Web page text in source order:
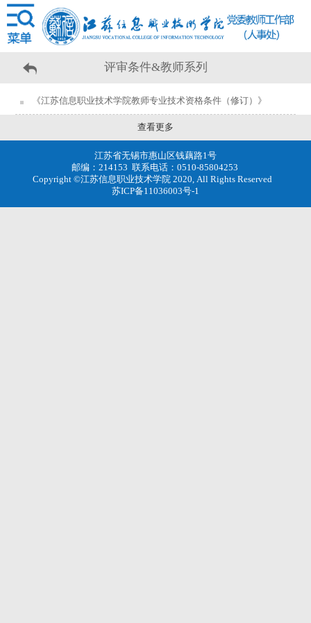
评审条件&教师系列
《江苏信息职业技术学院教师专业技术资格条件（修订）》
查看更多
江苏省无锡市惠山区钱藕路1号
邮编：214153 联系电话：0510-85804253
Copyright ©江苏信息职业技术学院 2020, All Rights Reserved
苏ICP备11036003号-1